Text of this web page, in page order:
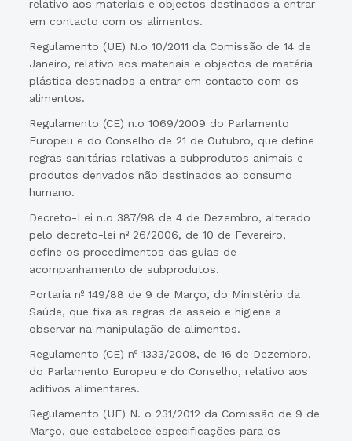
relativo aos materiais e objectos destinados a entrar
em contacto com os alimentos.
Regulamento (UE) N.o 10/2011 da Comissão de 14 de
Janeiro, relativo aos materiais e objectos de matéria
plástica destinados a entrar em contacto com os
alimentos.
Regulamento (CE) n.o 1069/2009 do Parlamento
Europeu e do Conselho de 21 de Outubro, que define
regras sanitárias relativas a subprodutos animais e
produtos derivados não destinados ao consumo
humano.
Decreto-Lei n.o 387/98 de 4 de Dezembro, alterado
pelo decreto-lei nº 26/2006, de 10 de Fevereiro,
define os procedimentos das guias de
acompanhamento de subprodutos.
Portaria nº 149/88 de 9 de Março, do Ministério da
Saúde, que fixa as regras de asseio e higiene a
observar na manipulação de alimentos.
Regulamento (CE) nº 1333/2008, de 16 de Dezembro,
do Parlamento Europeu e do Conselho, relativo aos
aditivos alimentares.
Regulamento (UE) N. o 231/2012 da Comissão de 9 de
Março, que estabelece especificações para os